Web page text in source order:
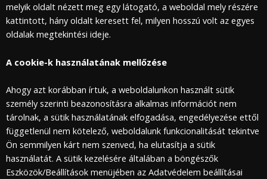
melyik oldalt nézett meg egy látogató, a weboldal mely részére
kattintott, hány oldalt keresett fel, milyen hosszú volt az egyes
oldalak megtekintési ideje.
A cookie-k használatának mellőzése
Ahogy azt korábban írtuk, a weboldalunkon használt sütik
személy szerinti beazonosításra alkalmas információt nem
tárolnak, a sütik használatának elfogadása, engedélyezése ettől
függetlenül nem kötelező, weboldalunk funkcionalitását tekintve
Ön semmilyen kárt nem szenved, ha elutasítja a sütik
használatát. A sütik kezelésére általában a böngészők
Eszközök/Beállítások menüjében az Adatvédelem beállításai